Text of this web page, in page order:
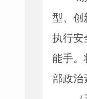
型、创
执行安
能手。
部政治